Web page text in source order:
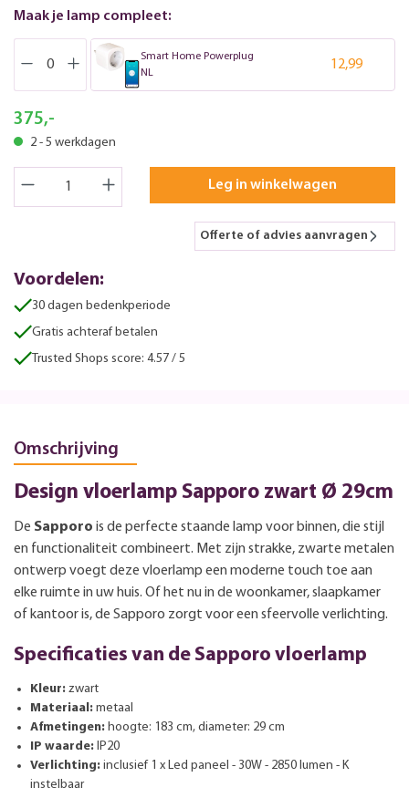
Maak je lamp compleet:
Smart Home Powerplug
NL
12,99
375,-
2 - 5 werkdagen
Leg in winkelwagen
Offerte of advies aanvragen
Voordelen:
30 dagen bedenkperiode
Gratis achteraf betalen
Trusted Shops score: 4.57 / 5
Omschrijving
Design vloerlamp Sapporo zwart Ø 29cm
De Sapporo is de perfecte staande lamp voor binnen, die stijl
en functionaliteit combineert. Met zijn strakke, zwarte metalen
ontwerp voegt deze vloerlamp een moderne touch toe aan
elke ruimte in uw huis. Of het nu in de woonkamer, slaapkamer
of kantoor is, de Sapporo zorgt voor een sfeervolle verlichting.
Specificaties van de Sapporo vloerlamp
Kleur: zwart
Materiaal: metaal
Afmetingen: hoogte: 183 cm, diameter: 29 cm
IP waarde: IP20
Verlichting: inclusief 1 x Led paneel - 30W - 2850 lumen - K
instelbaar